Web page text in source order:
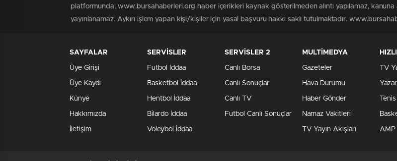
platformunda; www.bursahaberleri.org haber içerikleri kaynak gösterilmeden alıntı yapılamaz,
yayınlanamaz. Aykırı işlem yapan kişi/kişiler için yasal başvuru hakkı saklı tutulmaktadır.
SAYFALAR
Üye Girişi
Üye Kaydı
Künye
Hakkımızda
İletişim
SERVİSLER
Futbol İddaa
Basketbol İddaa
Hentbol İddaa
Bilardo İddaa
Voleybol İddaa
SERVİSLER 2
Canlı Borsa
Canlı Sonuçlar
Canlı TV
Futbol Canlı Sonuçlar
MULTİMEDYA
Gazeteler
Hava Durumu
Haber Gönder
Namaz Vakitleri
TV Yayın Akışları
TV
AMP